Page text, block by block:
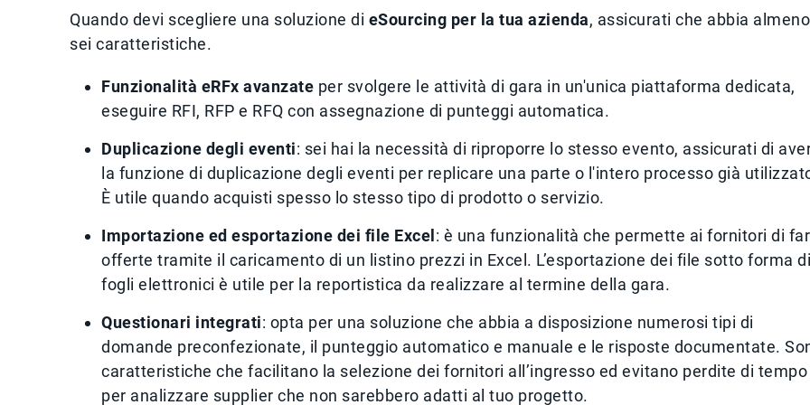
Quando devi scegliere una soluzione di eSourcing per la tua azienda, assicurati che abbia almeno
sei caratteristiche.
Funzionalità eRFx avanzate per svolgere le attività di gara in un'unica piattaforma dedicata,
eseguire RFI, RFP e RFQ con assegnazione di punteggi automatica.
Duplicazione degli eventi: sei hai la necessità di riproporre lo stesso evento, assicurati di
la funzione di duplicazione degli eventi per replicare una parte o l'intero processo già
È utile quando acquisti spesso lo stesso tipo di prodotto o servizio.
Importazione ed esportazione dei file Excel: è una funzionalità che permette ai fornitori di
offerte tramite il caricamento di un listino prezzi in Excel. L’esportazione dei file sotto forma di
fogli elettronici è utile per la reportistica da realizzare al termine della gara.
Questionari integrati: opta per una soluzione che abbia a disposizione numerosi tipi di
domande preconfezionate, il punteggio automatico e manuale e le risposte documentate.
caratteristiche che facilitano la selezione dei fornitori all’ingresso ed evitano perdite di tempo
per analizzare supplier che non sarebbero adatti al tuo progetto.